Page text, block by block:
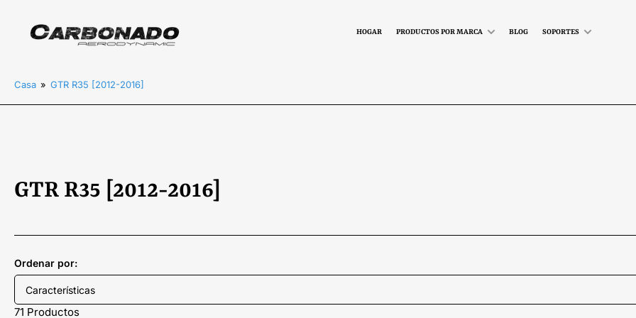
HOGAR PRODUCTOS POR MARCA BLOG SOPORTES
Casa » GTR R35 [2012-2016]
C
e
c
GTR R35 [2012-2016]
Ordenar por:
71 Productos